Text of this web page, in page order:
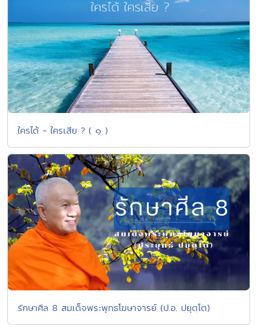
ใครได้ - ใครเสีย ? ( ๑ )
รักษาศีล 8 สมเด็จพระพุทธโฆษาจารย์ (ป.อ. ปยุตฺโต)